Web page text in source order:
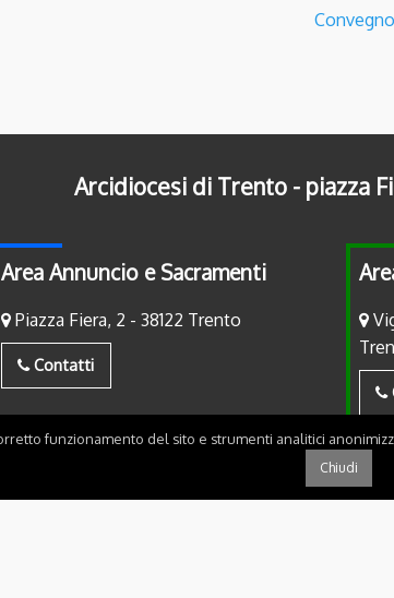
Arcidiocesi di Trento - piazza
Area Annuncio e Sacramenti
Piazza Fiera, 2 - 38122 Trento
Contatti
funzionamento del sito e strumenti analitici
Chiudi